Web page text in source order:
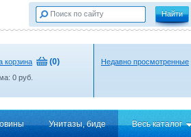
корзина (0)
0 руб.
Недавно просмотренные
Унитазы, биде Весь каталог